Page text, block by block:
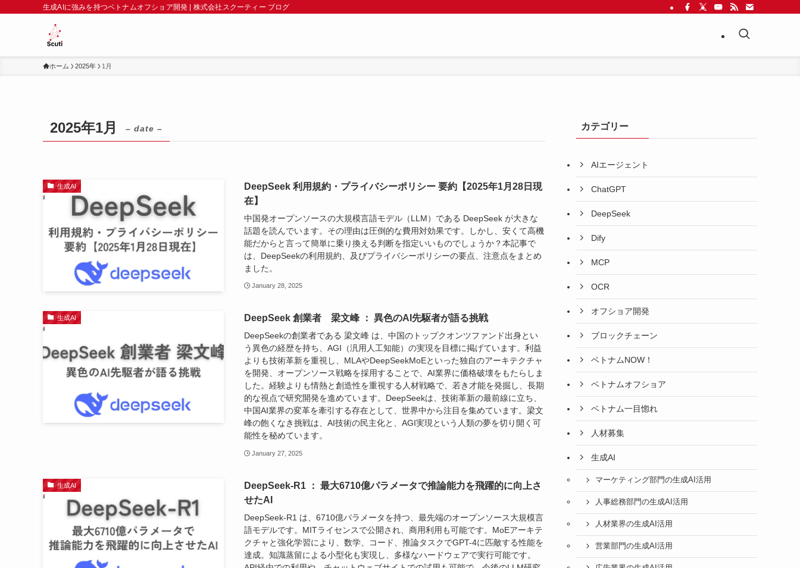
生成AIに強みを持つベトナムオフショア開発 | 株式会社スクーティー ブログ
ホーム 2025年 1月
2025年1月 – date –
生成AI
DeepSeek 利用規約・プライバシーポリシー 要約【2025年1月28日現
在】
中国発オープンソースの大規模言語モデル（LLM）である DeepSeek が大きな
話題を読んでいます。その理由は圧倒的な費用対効果です。しかし、安くて高機
能だからと言って簡単に乗り換える判断を指定いいものでしょうか？本記事で
は、DeepSeekの利用規約、及びプライバシーポリシーの要点、注意点をまとめ
ました。
January 28, 2025
生成AI DeepSeek 創業者 梁文峰 ： 異色のAI先駆者が語る挑戦
DeepSeekの創業者である 梁文峰 は、中国のトップクオンツファンド出身とい
う異色の経歴を持ち、AGI（汎用人工知能）の実現を目標に掲げています。利益
よりも技術革新を重視し、MLAやDeepSeekMoEといった独自のアーキテクチャ
を開発、オープンソース戦略を採用することで、AI業界に価格破壊をもたらしま
した。経験よりも情熱と創造性を重視する人材戦略で、若き才能を発掘し、長期
的な視点で研究開発を進めています。DeepSeekは、技術革新の最前線に立ち、
中国AI業界の変革を牽引する存在として、世界中から注目を集めています。梁文
峰の飽くなき挑戦は、AI技術の民主化と、AGI実現という人類の夢を切り開く可
能性を秘めています。
January 27, 2025
生成AI
DeepSeek-R1 ： 最大6710億パラメータで推論能力を飛躍的に向上さ
せたAI
DeepSeek-R1 は、6710億パラメータを持つ、最先端のオープンソース大規模言
語モデルです。MITライセンスで公開され、商用利用も可能です。MoEアーキテ
クチャと強化学習により、数学、コード、推論タスクでGPT-4に匹敵する性能を
達成。知識蒸留による小型化も実現し、多様なハードウェアで実行可能です。
カテゴリー
AIエージェント
ChatGPT
DeepSeek
Dify
MCP
OCR
オフショア開発
ブロックチェーン
ベトナムNOW！
ベトナムオフショア
ベトナム一目惚れ
人材募集
生成AI
マーケティング部門の生成AI活用
人事総務部門の生成AI活用
人材業界の生成AI活用
営業部門の生成AI活用